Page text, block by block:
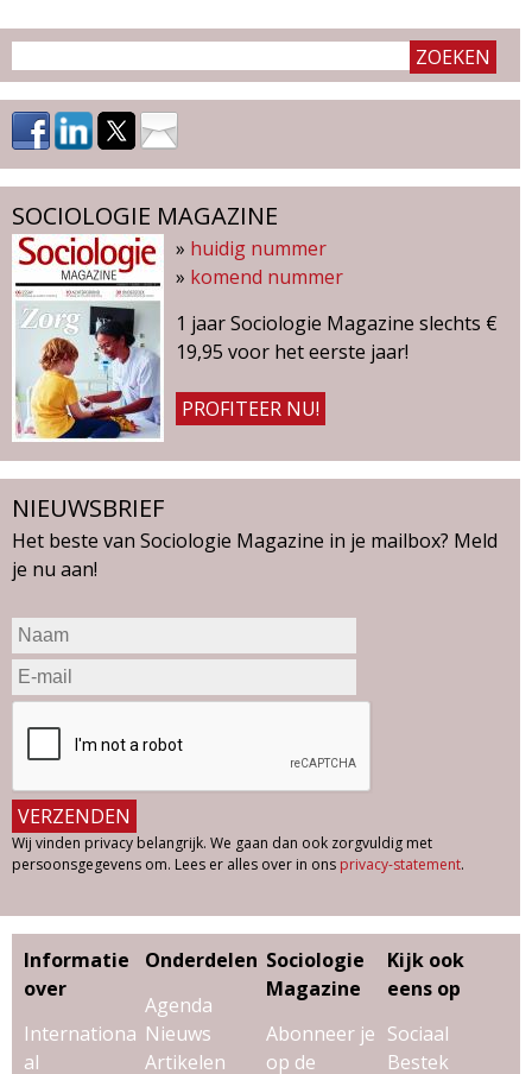
SOCIOLOGIE MAGAZINE
» huidig nummer
» komend nummer
1 jaar Sociologie Magazine slechts €
19,95 voor het eerste jaar!
PROFITEER NU!
NIEUWSBRIEF
Het beste van Sociologie Magazine in je mailbox? Meld
je nu aan!
Wij vinden privacy belangrijk. We gaan dan ook zorgvuldig met
persoonsgegevens om. Lees er alles over in ons privacy-statement.
Informatie
over
Internationa
al
Onderdelen
Agenda
Nieuws
Artikelen
Sociologie
Magazine
Abonneer je
op de
Kijk ook
eens op
Sociaal
Bestek